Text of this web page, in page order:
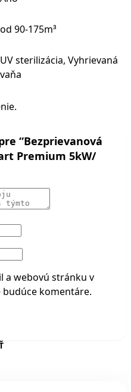
od 90-175m³
UV sterilizácia, Vyhrievaná
vaňa
“Bezprievanová
Premium 5kW/
a webovú stránku v
komentáre.